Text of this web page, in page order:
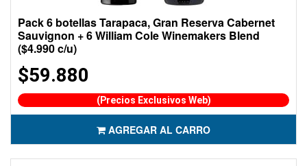
Pack 6 botellas Tarapaca, Gran Reserva Cabernet
Sauvignon + 6 William Cole Winemakers Blend
($4.990 c/u)
$59.880
(Precios Exclusivos Web)
AGREGAR AL CARRO